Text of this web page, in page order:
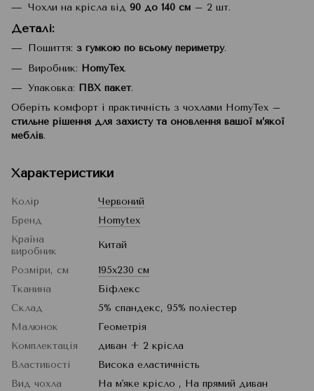
Чохли на крісла від 90 до 140 см – 2 шт.
Деталі:
Пошиття: з гумкою по всьому периметру.
Виробник: HomyTex.
Упаковка: ПВХ пакет.
Оберіть комфорт і практичність з чохлами HomyTex –
стильне рішення для захисту та оновлення вашої м’якої
меблів.
Характеристики
Колір
Червоний
Бренд
Homytex
Країна
виробник
Китай
Розміри, см
195x230 см
Тканина
Біфлекс
Склад
5% спандекс, 95% поліестер
Малюнок
Геометрія
Комплектація
диван + 2 крісла
Властивості
Висока еластичність
Вид чохла
На м'яке крісло , На прямий диван